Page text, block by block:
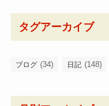
タグアーカイブ
ブログ (34) 日記 (148)